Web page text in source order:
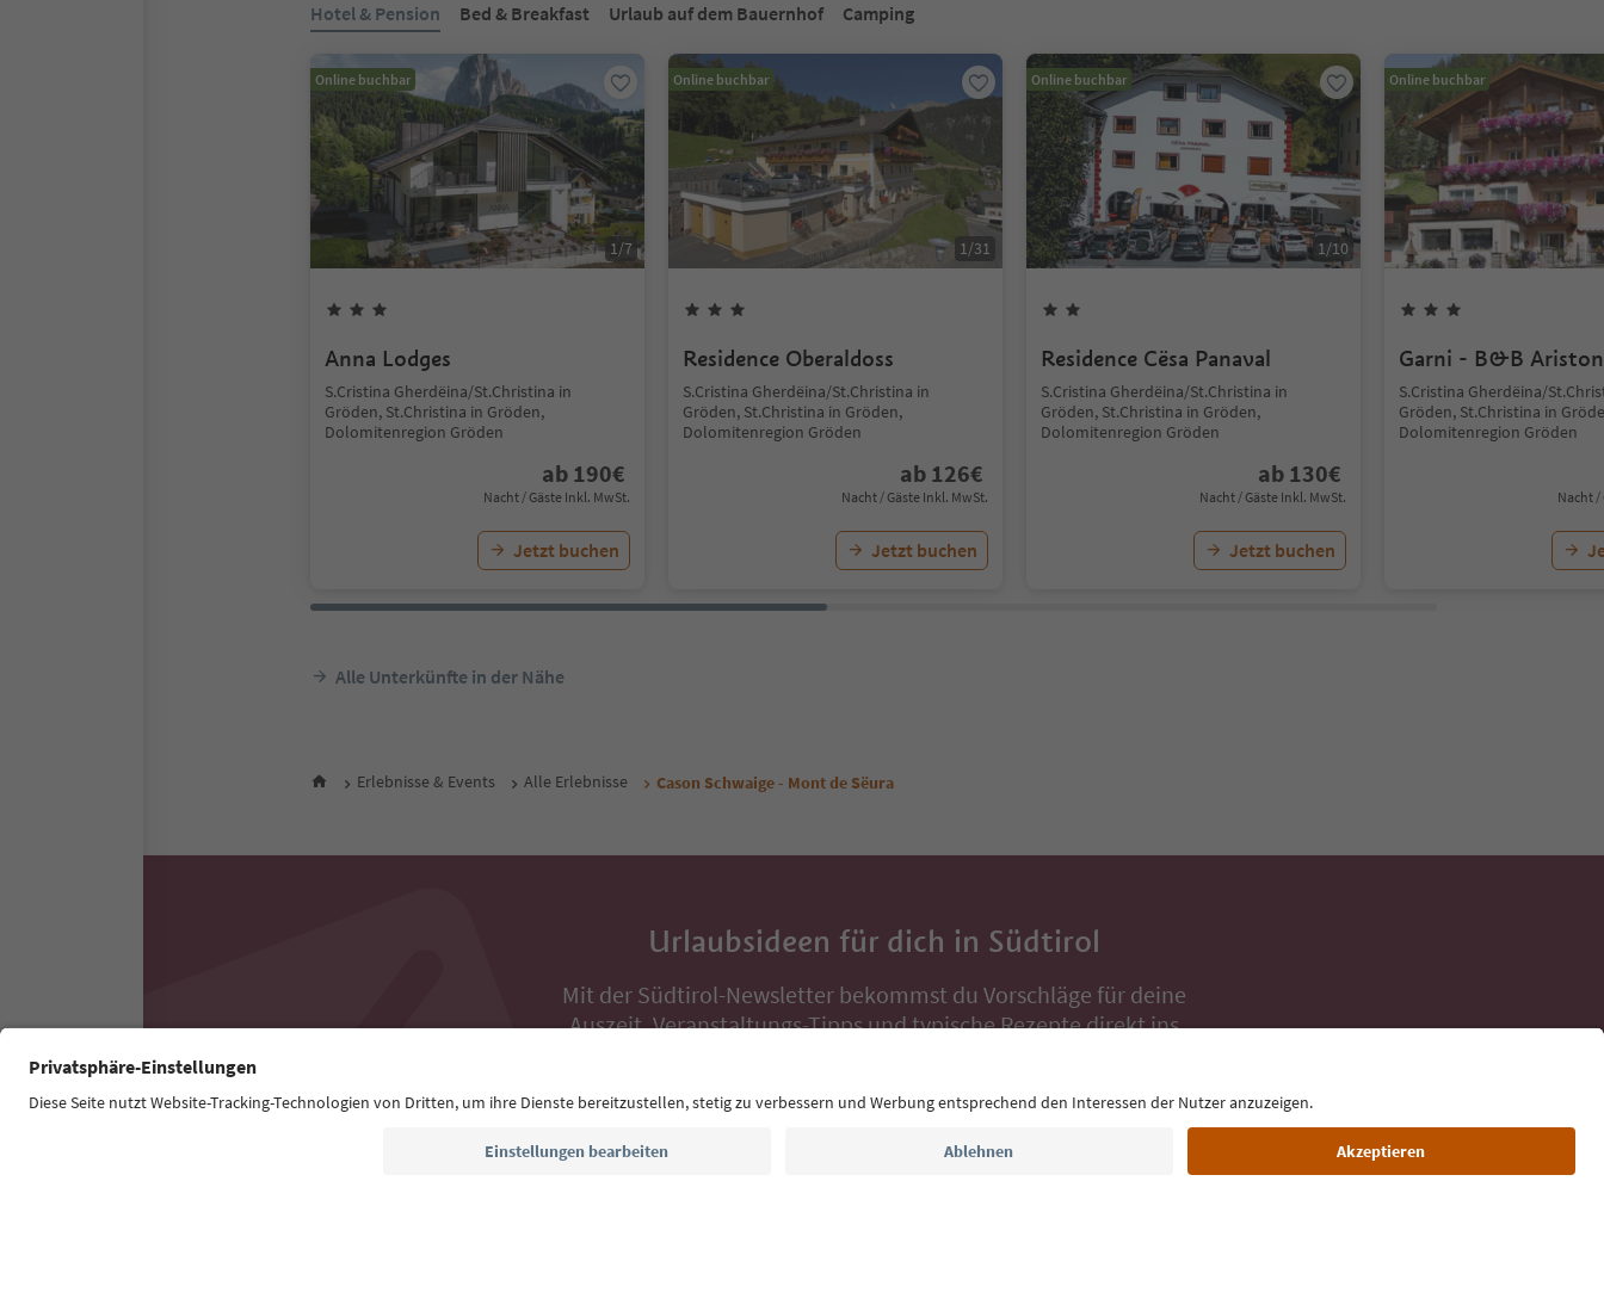
Hotel & Pension Bed & Breakfast Urlaub auf dem Bauernhof Camping
Online buchbar
1/7
Anna Lodges
S.Cristina Gherdëina/St.Christina in
Gröden, St.Christina in Gröden,
Dolomitenregion Gröden
ab 190€
Nacht / Gäste Inkl. MwSt.
Jetzt buchen
Online buchbar
1/31
Residence Oberaldoss
S.Cristina Gherdëina/St.Christina in
Gröden, St.Christina in Gröden,
Dolomitenregion Gröden
ab 126€
Nacht / Gäste Inkl. MwSt.
Jetzt buchen
Online buchbar
1/10
Residence Cësa Panaval
S.Cristina Gherdëina/St.Christina in
Gröden, St.Christina in Gröden,
Dolomitenregion Gröden
ab 130€
Nacht / Gäste Inkl. MwSt.
Jetzt buchen
Online buchbar
Garni - B&B Ariston
S.Cristina Gherdëina/
Gröden, St.Christina in
Dolomitenregion Gröden
Nacht /
Alle Unterkünfte in der Nähe
Erlebnisse & Events Alle Erlebnisse Cason Schwaige - Mont de Sëura
Urlaubsideen für dich in Südtirol
Mit der Südtirol-Newsletter bekommst du Vorschläge für deine
Auszeit, Veranstaltungs-Tipps und typische Rezepte direkt ins